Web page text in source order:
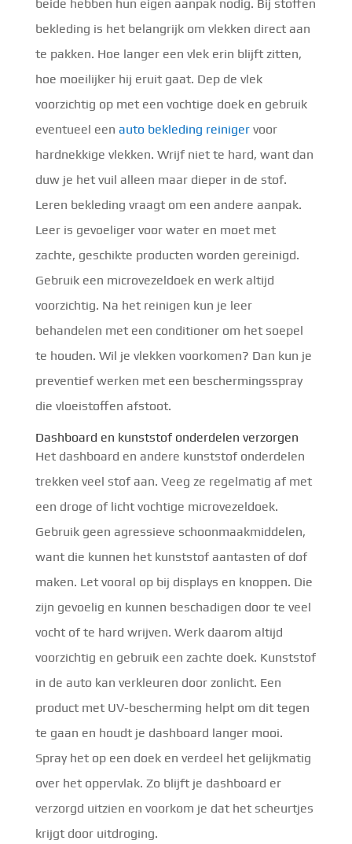
beide hebben hun eigen aanpak nodig. Bij stoffen
bekleding is het belangrijk om vlekken direct aan
te pakken. Hoe langer een vlek erin blijft zitten,
hoe moeilijker hij eruit gaat. Dep de vlek
voorzichtig op met een vochtige doek en gebruik
eventueel een auto bekleding reinigervoor
hardnekkige vlekken. Wrijf niet te hard, want dan
duw je het vuil alleen maar dieper in de stof.
Leren bekleding vraagt om een andere aanpak.
Leer is gevoeliger voor water en moet met
zachte, geschikte producten worden gereinigd.
Gebruik een microvezeldoek en werk altijd
voorzichtig. Na het reinigen kun je leer
behandelen met een conditioner om het soepel
te houden. Wil je vlekken voorkomen? Dan kun je
preventief werken met een beschermingsspray
die vloeistoffen afstoot.
Dashboard en kunststof onderdelen verzorgen
Het dashboard en andere kunststof onderdelen
trekken veel stof aan. Veeg ze regelmatig af met
een droge of licht vochtige microvezeldoek.
Gebruik geen agressieve schoonmaakmiddelen,
want die kunnen het kunststof aantasten of dof
maken. Let vooral op bij displays en knoppen. Die
zijn gevoelig en kunnen beschadigen door te veel
vocht of te hard wrijven. Werk daarom altijd
voorzichtig en gebruik een zachte doek. Kunststof
in de auto kan verkleuren door zonlicht. Een
product met UV-bescherming helpt om dit tegen
te gaan en houdt je dashboard langer mooi.
Spray het op een doek en verdeel het gelijkmatig
over het oppervlak. Zo blijft je dashboard er
verzorgd uitzien en voorkom je dat het scheurtjes
krijgt door uitdroging.